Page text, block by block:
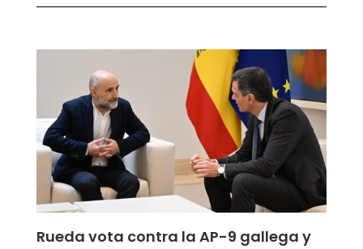
Rueda vota contra la AP-9 gallega y